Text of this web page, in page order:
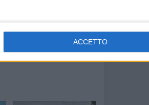
ACCETTO